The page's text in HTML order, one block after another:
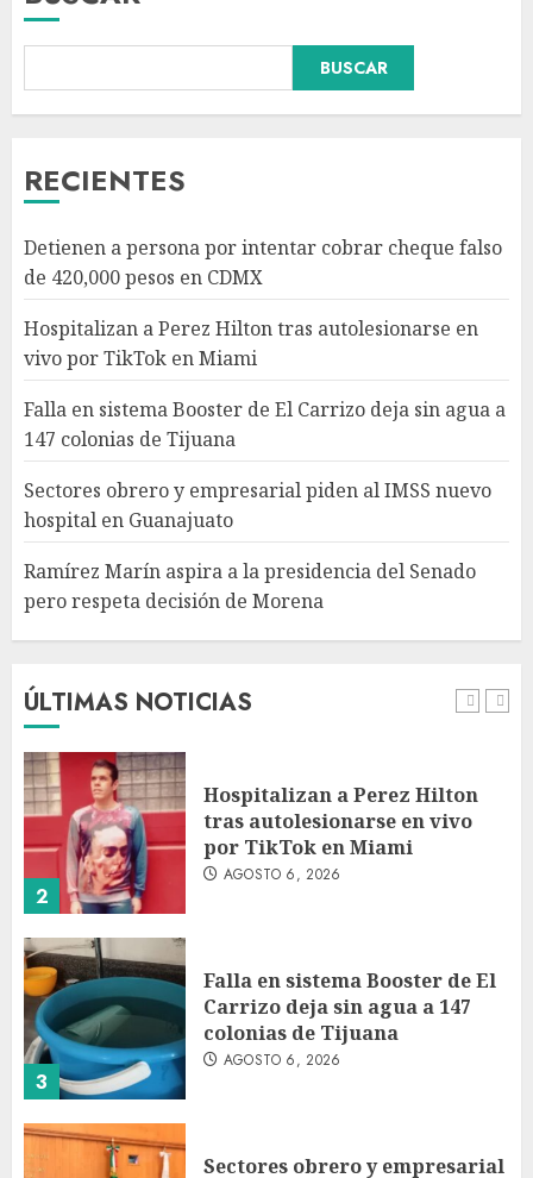
BUSCAR
RECIENTES
Detienen a persona por intentar cobrar cheque falso
de 420,000 pesos en CDMX
Hospitalizan a Perez Hilton tras autolesionarse en
vivo por TikTok en Miami
Falla en sistema Booster de El Carrizo deja sin agua a
147 colonias de Tijuana
Sectores obrero y empresarial piden al IMSS nuevo
hospital en Guanajuato
Ramírez Marín aspira a la presidencia del Senado
pero respeta decisión de Morena
ÚLTIMAS NOTICIAS
Falla en sistema Booster de El
Carrizo deja sin agua a 147
4
Sectores obrero y empresarial
piden al IMSS nuevo hospital
en Guanajuato
AGOSTO 6, 2026
5
Ramírez Marín aspira a la
presidencia del Senado pero
respeta decisión de Morena
AGOSTO 6, 2026
1
Detienen a persona por
intentar cobrar cheque falso
AGOSTO 6, 2026
2
Hospitalizan a Perez Hilton
tras autolesionarse en vivo
por TikTok en Miami
AGOSTO 6, 2026
3
Falla en sistema Booster de El
Carrizo deja sin agua a 147
colonias de Tijuana
AGOSTO 6, 2026
Sectores obrero y empresarial